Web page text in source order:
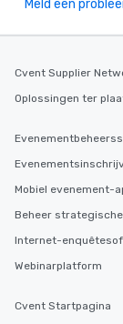
Meld een
Cvent Supplier
Oplossingen ter
Mobiel evenement-
Beheer
Internet-
Webinarplatform
Cvent Startpagina